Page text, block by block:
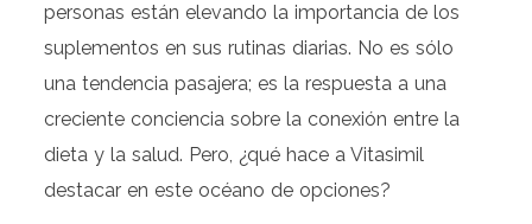
personas están elevando la importancia de los
suplementos en sus rutinas diarias. No es sólo
una tendencia pasajera; es la respuesta a una
creciente conciencia sobre la conexión entre la
dieta y la salud. Pero, ¿qué hace a Vitasimil
destacar en este océano de opciones?